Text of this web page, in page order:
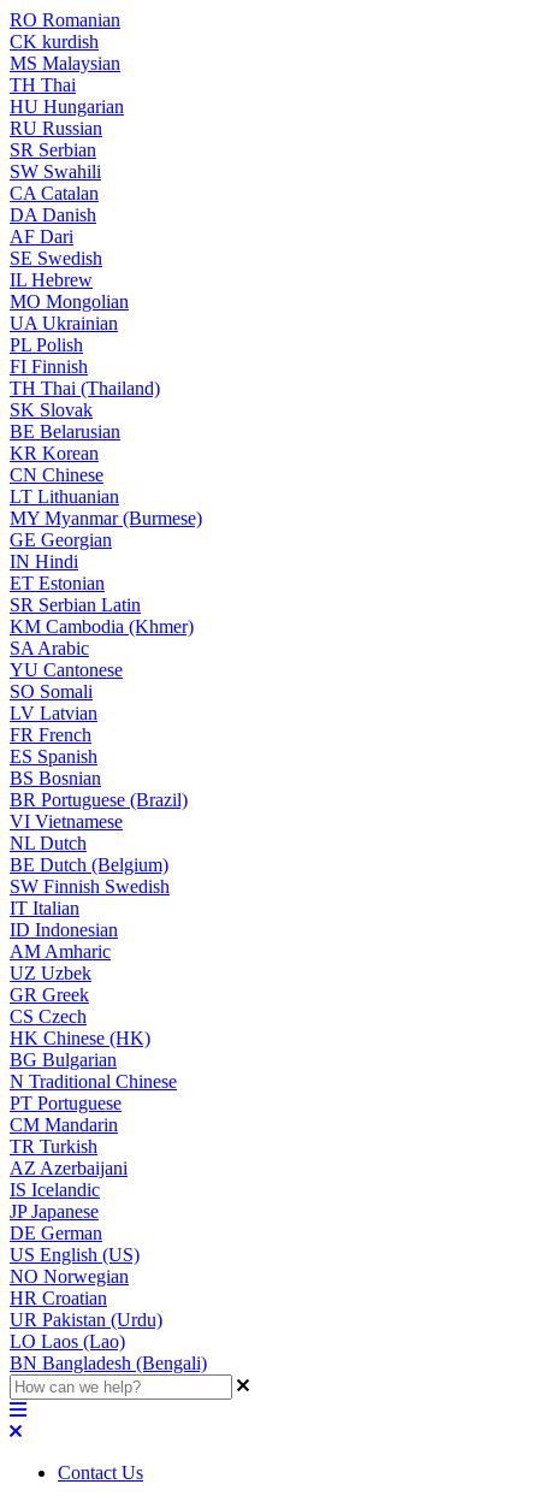
RO Romanian
CK kurdish
MS Malaysian
TH Thai
HU Hungarian
RU Russian
SR Serbian
SW Swahili
CA Catalan
DA Danish
AF Dari
SE Swedish
IL Hebrew
MO Mongolian
UA Ukrainian
PL Polish
FI Finnish
TH Thai (Thailand)
SK Slovak
BE Belarusian
KR Korean
CN Chinese
LT Lithuanian
MY Myanmar (Burmese)
GE Georgian
IN Hindi
ET Estonian
SR Serbian Latin
KM Cambodia (Khmer)
SA Arabic
YU Cantonese
SO Somali
LV Latvian
FR French
ES Spanish
BS Bosnian
BR Portuguese (Brazil)
VI Vietnamese
NL Dutch
BE Dutch (Belgium)
SW Finnish Swedish
IT Italian
ID Indonesian
AM Amharic
UZ Uzbek
GR Greek
CS Czech
HK Chinese (HK)
BG Bulgarian
N Traditional Chinese
PT Portuguese
CM Mandarin
TR Turkish
AZ Azerbaijani
IS Icelandic
JPJapanese
DE German
US English (US)
NO Norwegian
HR Croatian
UR Pakistan (Urdu)
LO Laos (Lao)
BN Bangladesh (Bengali)
Contact Us